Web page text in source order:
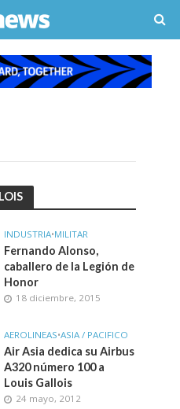
INDUSTRIA•MILITAR
Fernando Alonso,
caballero de la Legión de
Honor
18 diciembre, 2015
AEROLINEAS•ASIA / PACIFICO
Air Asia dedica su Airbus
A320 número 100 a
Louis Gallois
24 mayo, 2012